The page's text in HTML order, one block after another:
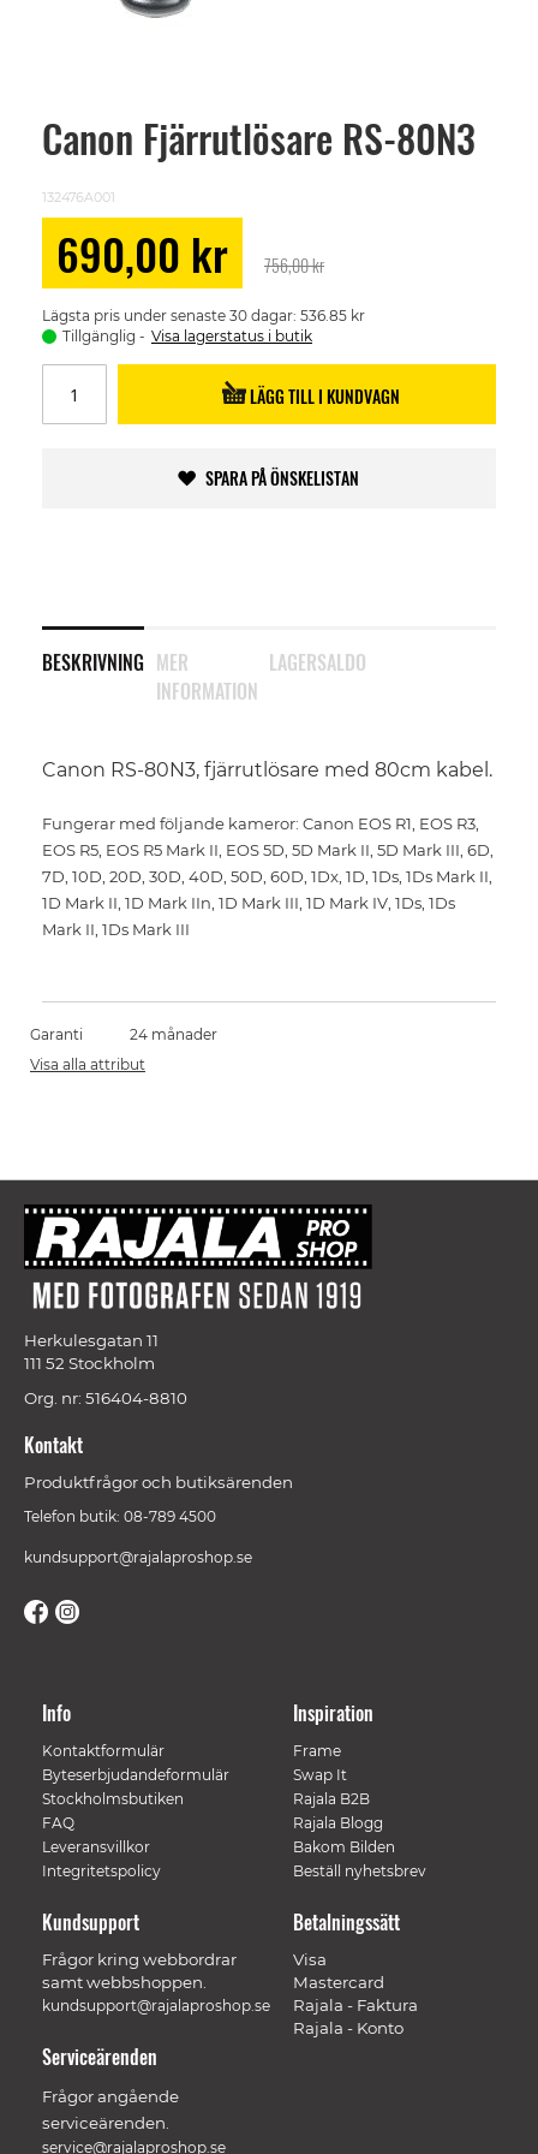
Canon Fjärrutlösare RS-80N3
132476A001
Price
690,00 kr 756,00 kr
Lägsta pris under senaste 30 dagar: 536.85 kr
Tillgänglig
Visa lagerstatus i butik
LÄGG TILL I KUNDVAGN
SPARA PÅ ÖNSKELISTAN
BESKRIVNING
Canon RS-80N3, fjärrutlösare med 80cm kabel.
Fungerar med följande kameror: Canon EOS R1, EOS R3,
EOS R5, EOS R5 Mark II, EOS 5D, 5D Mark II, 5D Mark III, 6D,
7D, 10D, 20D, 30D, 40D, 50D, 60D, 1Dx, 1D, 1Ds, 1Ds Mark II,
1D Mark II, 1D Mark IIn, 1D Mark III, 1D Mark IV, 1Ds, 1Ds
Mark II, 1Ds Mark III
MER
INFORMATION
LAGERSALDO
Skip
images
gallery
Garanti
24 månader
Visa alla attribut
Herkulesgatan 11
111 52 Stockholm
Org. nr: 516404-8810
Kontakt
Produktfrågor och butiksärenden
Telefon butik: 08-789 4500
kundsupport@rajalaproshop.se
Info
Kontaktformulär
Byteserbjudandeformulär
Stockholmsbutiken
FAQ
Leveransvillkor
Integritetspolicy
Inspiration
Frame
Swap It
Rajala B2B
Rajala Blogg
Bakom Bilden
Beställ nyhetsbrev
Betalningssätt
Visa
Mastercard
Rajala - Faktura
Rajala - Konto
Kundsupport
Frågor kring webbordrar
samt webbshoppen.
kundsupport@rajalaproshop.se
Serviceärenden
Frågor angående
serviceärenden.
service@rajalaproshop.se